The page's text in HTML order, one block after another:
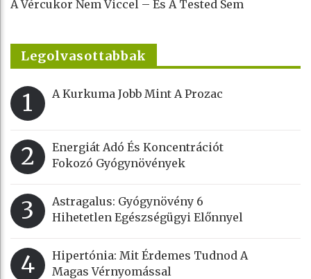
A Vércukor Nem Viccel – És A Tested Sem
Legolvasottabbak
1 A Kurkuma Jobb Mint A Prozac
2
Energiát Adó És Koncentrációt
Fokozó Gyógynövények
3
Astragalus: Gyógynövény 6
Hihetetlen Egészségügyi Előnnyel
4
Hipertónia: Mit Érdemes Tudnod A
Magas Vérnyomással